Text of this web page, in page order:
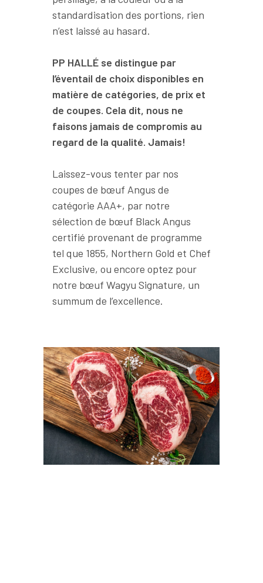
standardisation des portions, rien
n’est laissé au hasard.
PP HALLÉ se distingue par
l’éventail de choix disponibles en
matière de catégories, de prix et
de coupes. Cela dit, nous ne
faisons jamais de compromis au
regard de la qualité. Jamais!
Laissez-vous tenter par nos
coupes de bœuf Angus de
catégorie AAA+, par notre
sélection de bœuf Black Angus
certifié provenant de programme
tel que 1855, Northern Gold et Chef
Exclusive, ou encore optez pour
notre bœuf Wagyu Signature, un
summum de l’excellence.